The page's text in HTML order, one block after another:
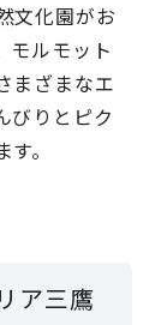
文化園がお
モルモット
まざまなエ
びりとピク
。
ア三鷹